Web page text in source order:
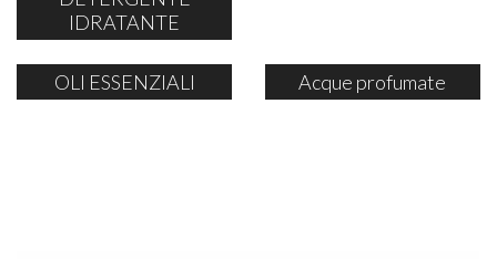
IDRATANTE
OLI ESSENZIALI Acque profumate